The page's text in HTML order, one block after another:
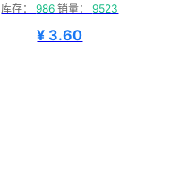
库存：986 销量：9523
¥ 3.60